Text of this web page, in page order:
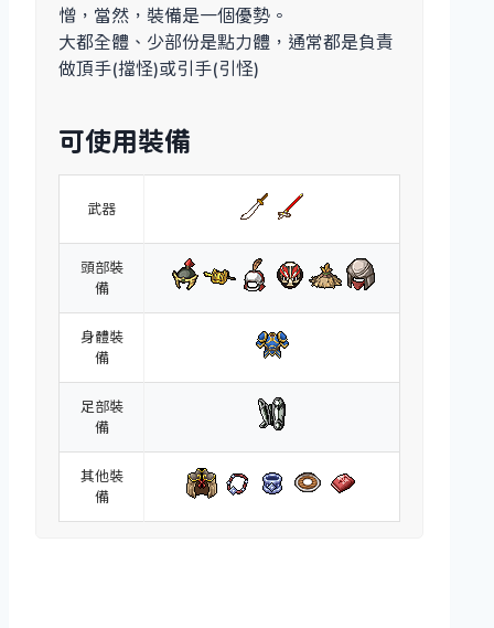
憎，當然，裝備是一個優勢。
大都全體、少部份是點力體，通常都是負責
做頂手(擋怪)或引手(引怪)
可使用裝備
武器
頭部裝
備
身體裝
備
足部裝
備
其他裝
備